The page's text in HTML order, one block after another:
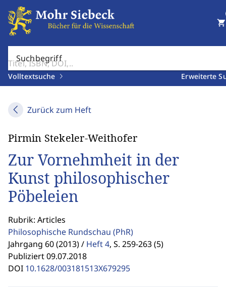
Suchbegriff
Volltextsuche Erweiterte
shopping_cart
Zurück zum Heft
Pirmin Stekeler-Weithofer
Zur Vornehmheit in der
Kunst philosophischer
Pöbeleien
Rubrik: Articles
Philosophische Rundschau (PhR)
Jahrgang 60 (2013) / Heft 4, S. 259-263 (5)
Publiziert 09.07.2018
DOI 10.1628/003181513X679295